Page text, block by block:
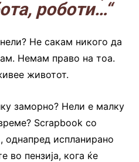
роботи…“
Не сакам никого да
Немам право на тоа.
животот.
заморно? Нели е малку
Scrapbook со
однапред испланирано
во пензија, кога ќе